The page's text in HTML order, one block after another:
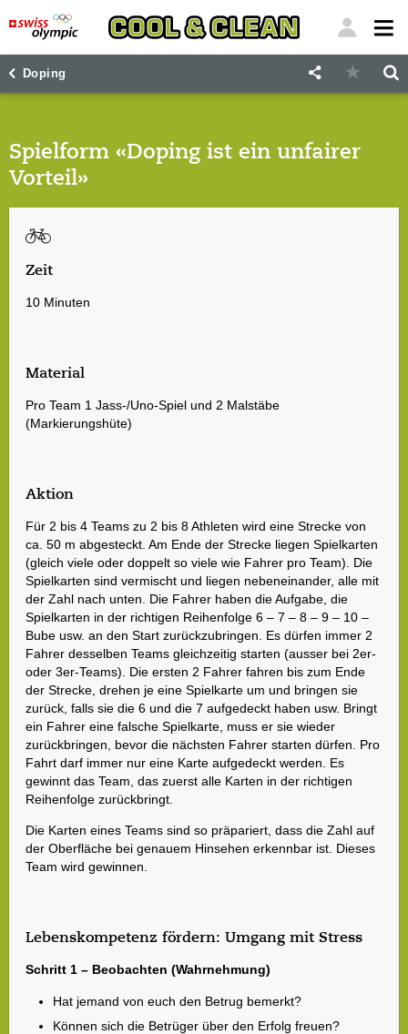
Doping
Spielform «Doping ist ein unfairer
Vorteil»
Zeit
10 Minuten
Material
Pro Team 1 Jass-/Uno-Spiel und 2 Malstäbe
(Markierungshüte)
Aktion
Für 2 bis 4 Teams zu 2 bis 8 Athleten wird eine Strecke von
ca. 50 m abgesteckt. Am Ende der Strecke liegen Spielkarten
(gleich viele oder doppelt so viele wie Fahrer pro Team). Die
Spielkarten sind vermischt und liegen nebeneinander, alle mit
der Zahl nach unten. Die Fahrer haben die Aufgabe, die
Spielkarten in der richtigen Reihenfolge 6 – 7 – 8 – 9 – 10 –
Bube usw. an den Start zurückzubringen. Es dürfen immer 2
Fahrer desselben Teams gleichzeitig starten (ausser bei 2er-
oder 3er-Teams). Die ersten 2 Fahrer fahren bis zum Ende
der Strecke, drehen je eine Spielkarte um und bringen sie
zurück, falls sie die 6 und die 7 aufgedeckt haben usw. Bringt
ein Fahrer eine falsche Spielkarte, muss er sie wieder
zurückbringen, bevor die nächsten Fahrer starten dürfen. Pro
Fahrt darf immer nur eine Karte aufgedeckt werden. Es
gewinnt das Team, das zuerst alle Karten in der richtigen
Reihenfolge zurückbringt.
Die Karten eines Teams sind so präpariert, dass die Zahl auf
der Oberfläche bei genauem Hinsehen erkennbar ist. Dieses
Team wird gewinnen.
Lebenskompetenz fördern: Umgang mit Stress
Schritt 1 – Beobachten (Wahrnehmung)
Hat jemand von euch den Betrug bemerkt?
Können sich die Betrüger über den Erfolg freuen?